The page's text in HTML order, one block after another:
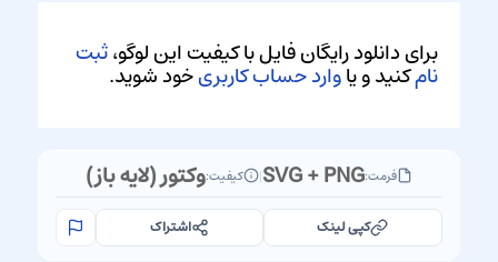
برای دانلود رایگان فایل با کیفیت این لوگو،ثبت
نامکنید و یاوارد حساب کاربریخود شوید.
فرمت:SVG + PNG
| کیفیت:وکتور (لایه باز)
کپی لینک اشتراک